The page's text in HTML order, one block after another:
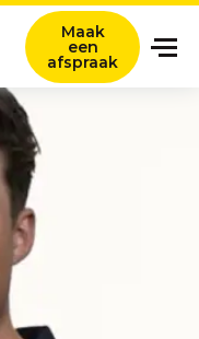
Maak
een
afspraak